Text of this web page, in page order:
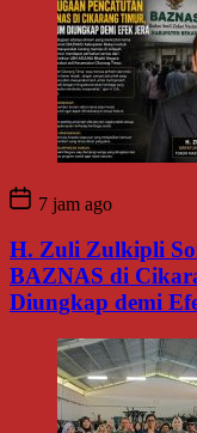
7 jam ago
H. Zuli Zulkipli
BAZNAS di
Diungkap demi